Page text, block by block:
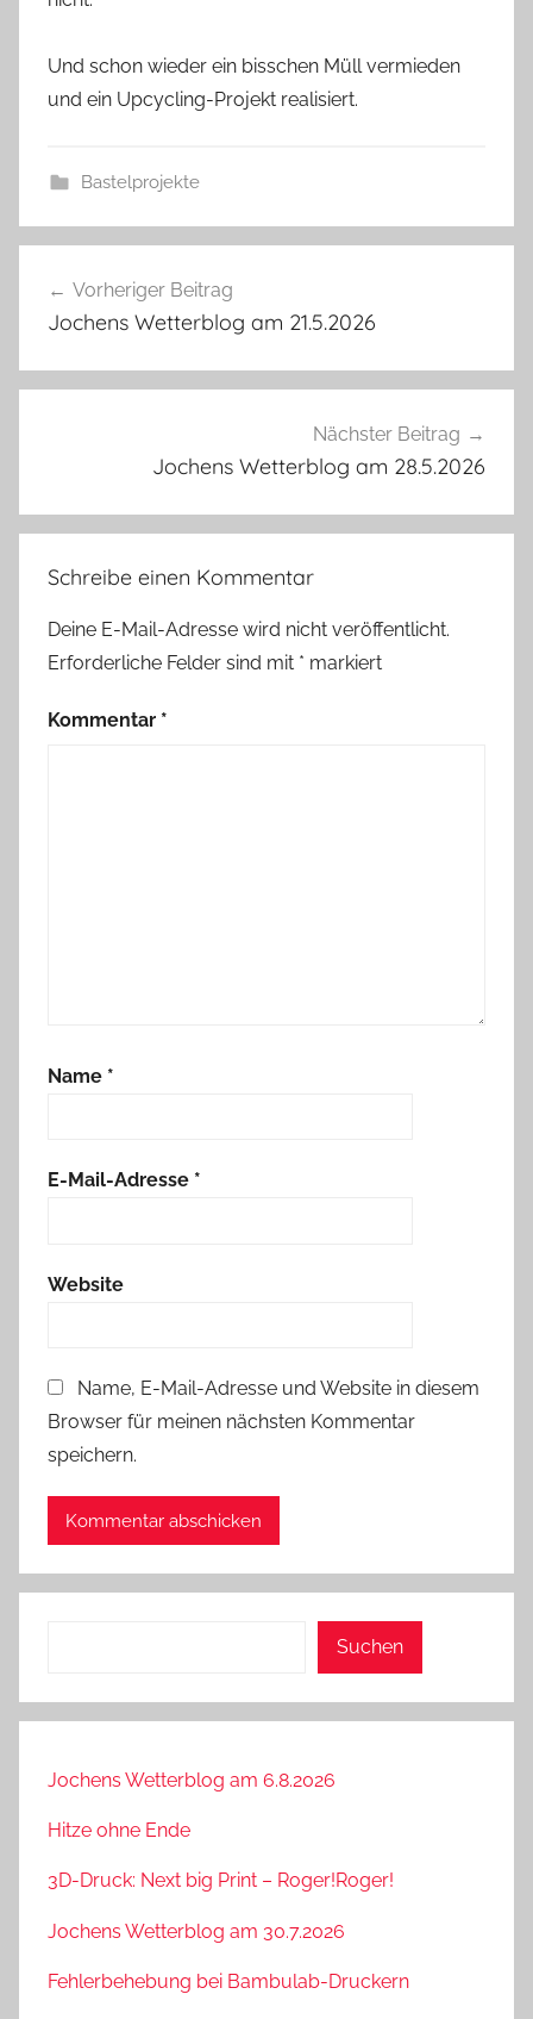
Und schon wieder ein bisschen Müll vermieden
und ein Upcycling-Projekt realisiert.
Bastelprojekte
Vorheriger Beitrag
Jochens Wetterblog am 21.5.2026
Nächster Beitrag
Jochens Wetterblog am 28.5.2026
Schreibe einen Kommentar
Deine E-Mail-Adresse wird nicht veröffentlicht.
Erforderliche Felder sind mit * markiert
Kommentar *
Name *
E-Mail-Adresse *
Website
Name, E-Mail-Adresse und Website in diesem
Browser für meinen nächsten Kommentar
speichern.
Suchen
Jochens Wetterblog am 6.8.2026
Hitze ohne Ende
3D-Druck: Next big Print – Roger!Roger!
Jochens Wetterblog am 30.7.2026
Fehlerbehebung bei Bambulab-Druckern